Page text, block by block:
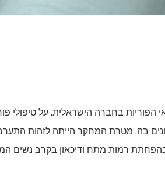
בחברה הישראלית, על טיפולי
בה. מטרת המחקר הייתה לזהות
בהפחתת רמות מתח ודיכאון בקרב